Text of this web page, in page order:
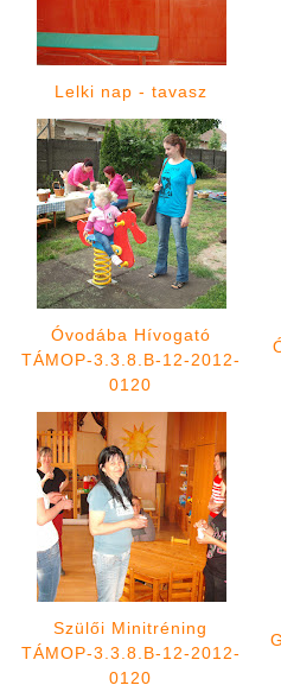
Lelki nap - tavasz
Óvodába Hívogató
TÁMOP-3.3.8.B-12-2012-
0120
Szülői Minitréning
TÁMOP-3.3.8.B-12-2012-
0120